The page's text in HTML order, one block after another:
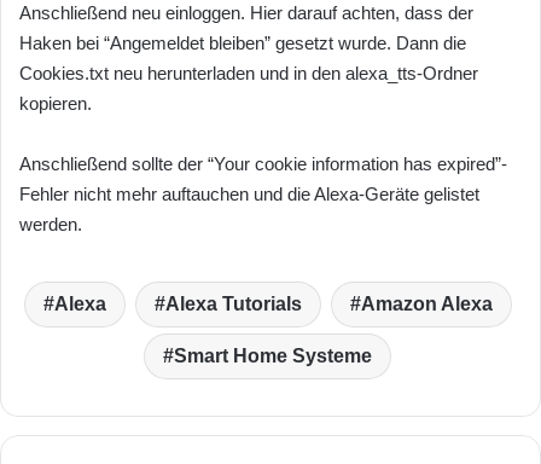
Anschließend neu einloggen. Hier darauf achten, dass der
Haken bei “Angemeldet bleiben” gesetzt wurde. Dann die
Cookies.txt neu herunterladen und in den alexa_tts-Ordner
kopieren.
Anschließend sollte der “Your cookie information has expired”-
Fehler nicht mehr auftauchen und die Alexa-Geräte gelistet
werden.
Alexa Alexa Tutorials Amazon Alexa
Smart Home Systeme